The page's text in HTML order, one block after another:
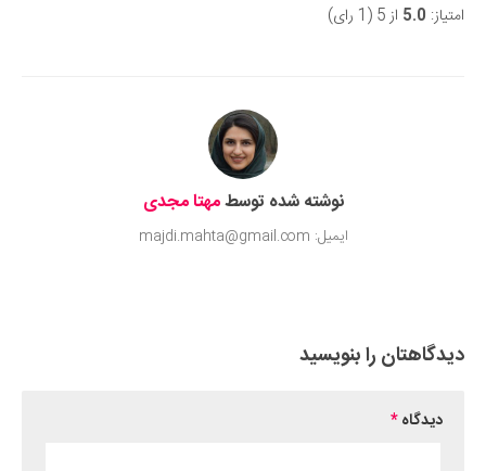
امتیاز: 5.0 از 5 (1 رای)
نوشته شده توسطمهتا مجدی
ایمیل: majdi.mahta@gmail.com
دیدگاهتان را بنویسید
دیدگاه*